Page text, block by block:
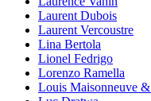
Laurent Dubois
Laurent Vercoustre
Lina Bertola
Lionel Fedrigo
Lorenzo Ramella
Louis Maisonneuve